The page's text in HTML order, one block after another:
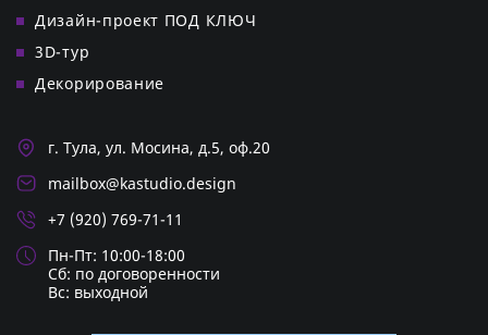
Дизайн-проект ПОД КЛЮЧ
3D-тур
Декорирование
г. Тула, ул. Мосина, д.5, оф.20
mailbox@kastudio.design
+7 (920) 769-71-11
Пн-Пт: 10:00-18:00
Cб: по договоренности
Вс: выходной